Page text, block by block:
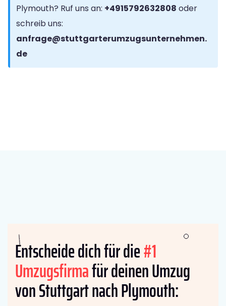
Plymouth? Ruf uns an: +4915792632808 oder
schreib uns:
anfrage@stuttgarterumzugsunternehmen.
de
Entscheide dich für die#1
Umzugsfirmafür deinen Umzug
von Stuttgart nach Plymouth: